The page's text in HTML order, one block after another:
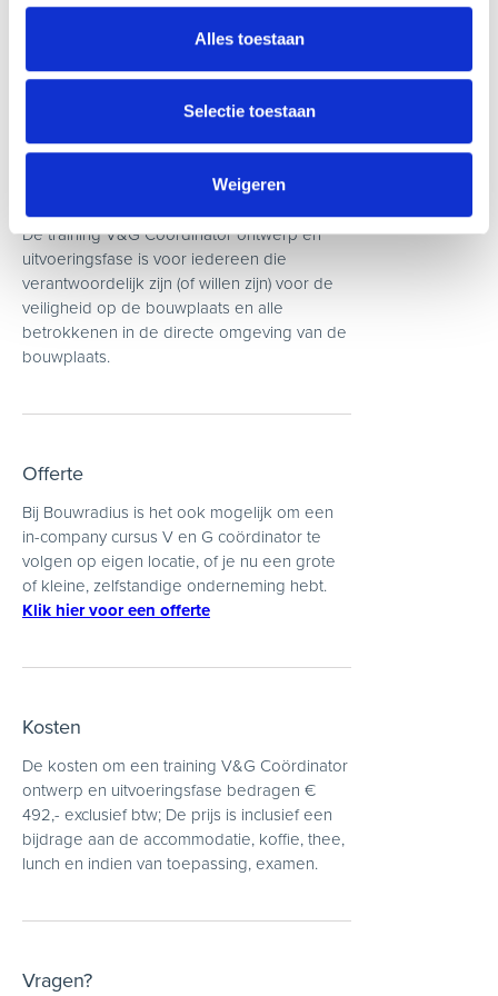
Alles toestaan
Selectie toestaan
Weigeren
coördinator in de planning? Neem dan
contact met ons op of laat je gegevens
graag met je naar de mogelijkheden.
De training V&G Coördinator ontwerp en
uitvoeringsfase is voor iedereen die
verantwoordelijk zijn (of willen zijn) voor de
veiligheid op de bouwplaats en alle
betrokkenen in de directe omgeving van de
bouwplaats.
Offerte
Bij Bouwradius is het ook mogelijk om een
in-company cursus V en G coördinator te
volgen op eigen locatie, of je nu een grote
of kleine, zelfstandige onderneming hebt.
Klik hier voor een offerte
Kosten
De kosten om een training V&G Coördinator
ontwerp en uitvoeringsfase bedragen €
492,- exclusief btw; De prijs is inclusief een
bijdrage aan de accommodatie, koffie, thee,
lunch en indien van toepassing, examen.
Vragen?